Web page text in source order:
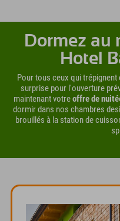
Dormez au
Hotel
Pour tous ceux qui
surprise pour l'ouverture
maintenant votreoffre de
dormir dans nos chambres
brouillés à la station de